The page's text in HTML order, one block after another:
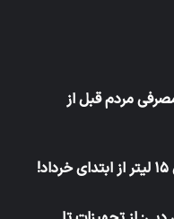
مردم قبل از